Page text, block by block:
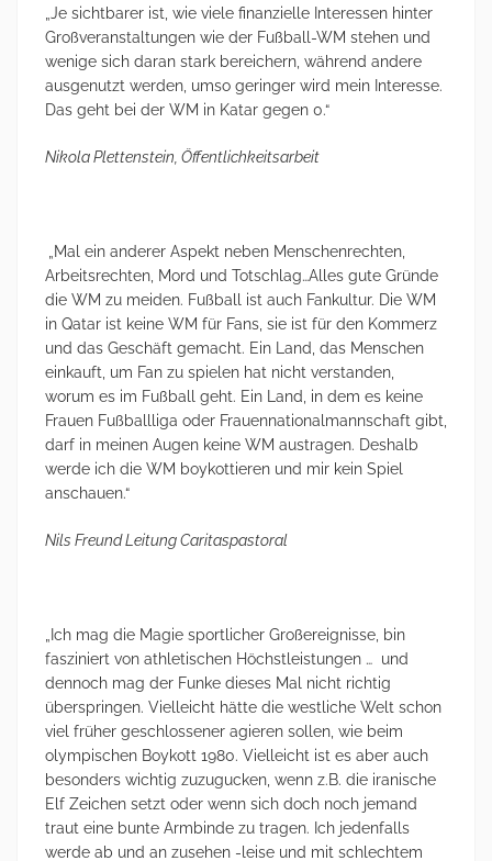
„Je sichtbarer ist, wie viele finanzielle Interessen hinter
Großveranstaltungen wie der Fußball-WM stehen und
wenige sich daran stark bereichern, während andere
ausgenutzt werden, umso geringer wird mein Interesse.
Das geht bei der WM in Katar gegen 0.“
Nikola Plettenstein, Öffentlichkeitsarbeit
„Mal ein anderer Aspekt neben Menschenrechten,
Arbeitsrechten, Mord und Totschlag…Alles gute Gründe
die WM zu meiden. Fußball ist auch Fankultur. Die WM
in Qatar ist keine WM für Fans, sie ist für den Kommerz
und das Geschäft gemacht. Ein Land, das Menschen
einkauft, um Fan zu spielen hat nicht verstanden,
worum es im Fußball geht. Ein Land, in dem es keine
Frauen Fußballliga oder Frauennationalmannschaft gibt,
darf in meinen Augen keine WM austragen. Deshalb
werde ich die WM boykottieren und mir kein Spiel
anschauen.“
Nils FreundLeitung Caritaspastoral
„Ich mag die Magie sportlicher Großereignisse, bin
fasziniert von athletischen Höchstleistungen … und
dennoch mag der Funke dieses Mal nicht richtig
überspringen. Vielleicht hätte die westliche Welt schon
viel früher geschlossener agieren sollen, wie beim
olympischen Boykott 1980. Vielleicht ist es aber auch
besonders wichtig zuzugucken, wenn z.B. die iranische
Elf Zeichen setzt oder wenn sich doch noch jemand
traut eine bunte Armbinde zu tragen. Ich jedenfalls
werde ab und an zusehen -leise und mit schlechtem